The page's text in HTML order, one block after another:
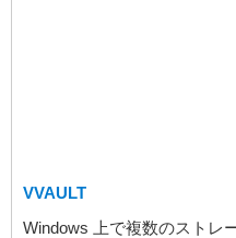
VVAULT
Windows 上で複数のストレ